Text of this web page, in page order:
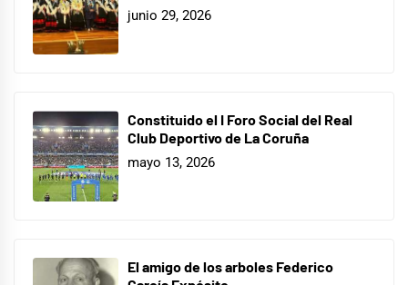
junio 29, 2026
Constituido el I Foro Social del Real
Club Deportivo de La Coruña
mayo 13, 2026
El amigo de los arboles Federico